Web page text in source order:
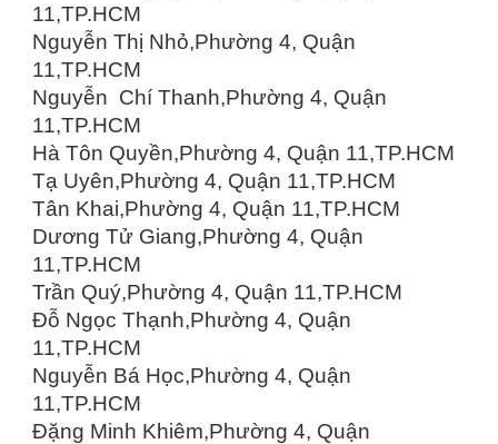
11,TP.HCM
Nguyễn Thị Nhỏ,Phường 4, Quận
11,TP.HCM
Nguyễn Chí Thanh,Phường 4, Quận
11,TP.HCM
Hà Tôn Quyền,Phường 4, Quận 11,TP.HCM
Tạ Uyên,Phường 4, Quận 11,TP.HCM
Tân Khai,Phường 4, Quận 11,TP.HCM
Dương Tử Giang,Phường 4, Quận
11,TP.HCM
Trần Quý,Phường 4, Quận 11,TP.HCM
Đỗ Ngọc Thạnh,Phường 4, Quận
11,TP.HCM
Nguyễn Bá Học,Phường 4, Quận
11,TP.HCM
Đặng Minh Khiêm,Phường 4, Quận